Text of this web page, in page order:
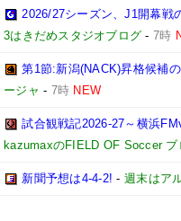
2026/27シーズン、J1開幕戦
3はきだめスタジオブログ -7時
第1節:新潟(NACK)昇格候補
ージャ - 7時 NEW
試合観戦記2026-27～横浜
kazumaxのFIELD OF Soccer ブ
新聞予想は4-4-2! -週末はア